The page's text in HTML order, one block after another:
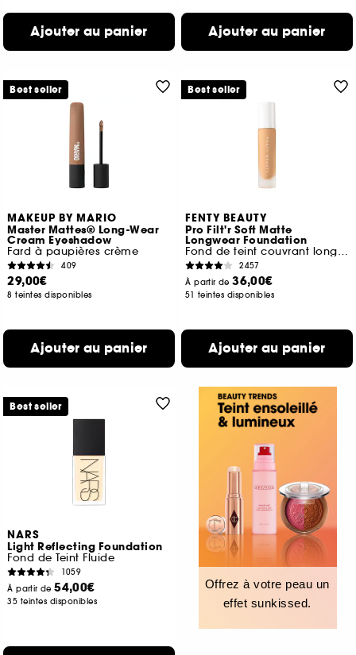
Ajouter au panier Ajouter au panier
MAKEUP BY MARIO
Master Mattes® Long-Wear
Cream Eyeshadow
Fard à paupières crème
409
29,00€
8 teintes disponibles
Ajouter au panier
Best seller
FENTY BEAUTY
Pro Filt'r Soft Matte
Longwear Foundation
Fond de teint couvrant longue tenue
2457
À partir de36,00€
51 teintes disponibles
Ajouter au panier
Best seller
NARS
Light Reflecting Foundation
Fond de Teint Fluide
1059
À partir de54,00€
35 teintes disponibles
Best seller
Offrez à votre peau un
effet sunkissed.